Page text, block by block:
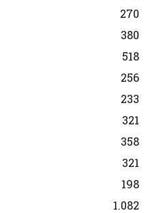
270
380
518
256
233
321
358
321
198
1.082